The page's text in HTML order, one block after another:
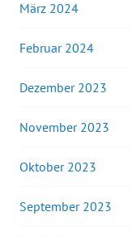
März 2024
Februar 2024
Dezember 2023
November 2023
Oktober 2023
September 2023